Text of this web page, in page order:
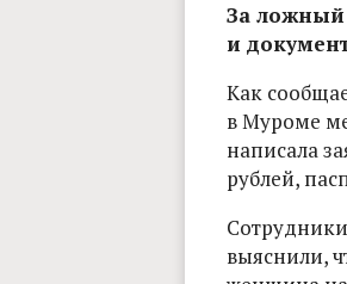
За ложный
и
Как
в Муроме
написала
рублей,
выяснили,